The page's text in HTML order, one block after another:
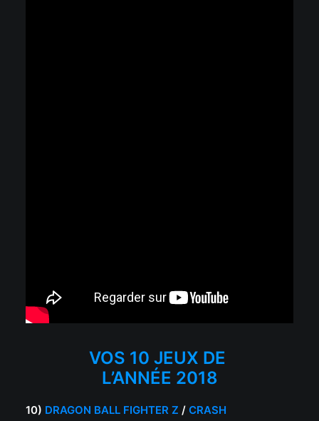
VOS 10 JEUX DE
L’ANNÉE 2018
10) DRAGON BALL FIGHTER Z / CRASH